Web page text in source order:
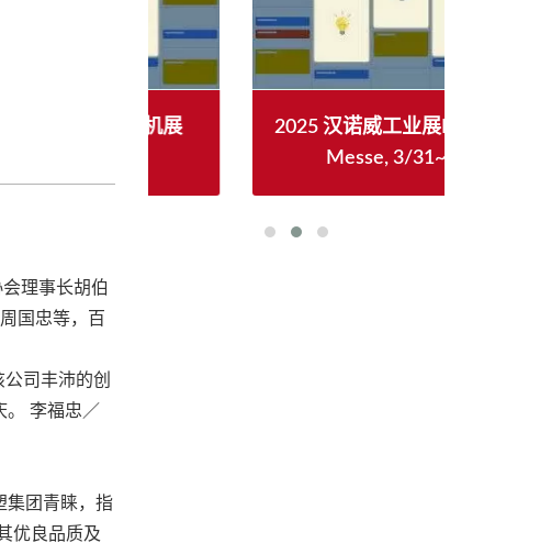
理事长胡伯
国忠等，百
司丰沛的创
。 李福忠／
集团青睐，指
优良品质及
2025 汉诺威工业展Hannover
Messe, 3/31~4/4